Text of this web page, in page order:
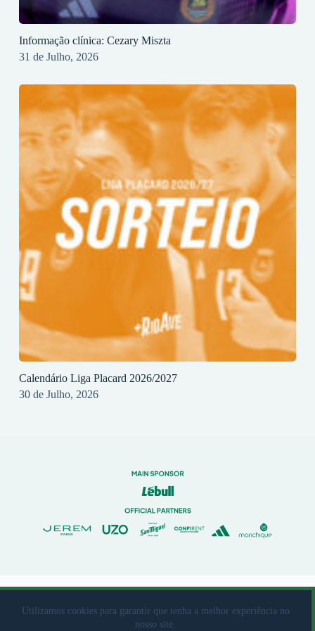
Utilizamos cookies para garantir que tenha a melhor experiência no
nosso site.
Informação clínica: Cezary Miszta
31 de Julho, 2026
Calendário Liga Placard 2026/2027
30 de Julho, 2026
© 2023 Rio Ave Futebol Clube Desenvolvido porbrandit